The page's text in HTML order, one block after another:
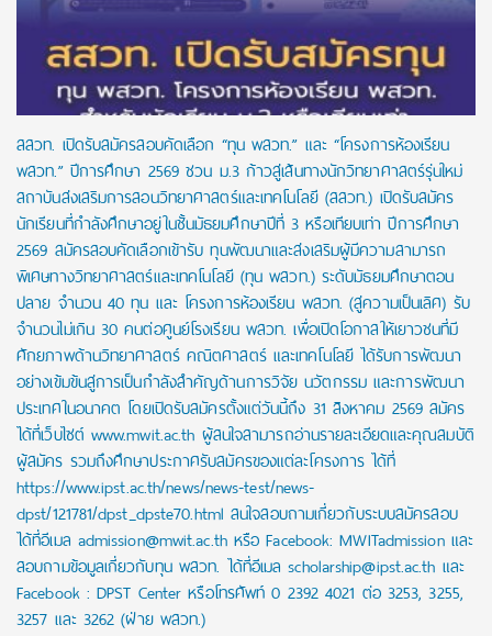
สสวท. เปิดรับสมัครสอบคัดเลือก “ทุน พสวท.” และ “โครงการห้องเรียน
พสวท.” ปีการศึกษา 2569 ชวน ม.3 ก้าวสู่เส้นทางนักวิทยาศาสตร์รุ่นใหม่
สถาบันส่งเสริมการสอนวิทยาศาสตร์และเทคโนโลยี (สสวท.) เปิดรับสมัคร
นักเรียนที่กำลังศึกษาอยู่ในชั้นมัธยมศึกษาปีที่ 3 หรือเทียบเท่า ปีการศึกษา
2569 สมัครสอบคัดเลือกเข้ารับ ทุนพัฒนาและส่งเสริมผู้มีความสามารถ
พิเศษทางวิทยาศาสตร์และเทคโนโลยี (ทุน พสวท.) ระดับมัธยมศึกษาตอน
ปลาย จำนวน 40 ทุน และ โครงการห้องเรียน พสวท. (สู่ความเป็นเลิศ) รับ
จำนวนไม่เกิน 30 คนต่อศูนย์โรงเรียน พสวท. เพื่อเปิดโอกาสให้เยาวชนที่มี
ศักยภาพด้านวิทยาศาสตร์ คณิตศาสตร์ และเทคโนโลยี ได้รับการพัฒนา
อย่างเข้มข้นสู่การเป็นกำลังสำคัญด้านการวิจัย นวัตกรรม และการพัฒนา
ประเทศในอนาคต โดยเปิดรับสมัครตั้งแต่วันนี้ถึง 31 สิงหาคม 2569 สมัคร
ได้ที่เว็บไซต์ www.mwit.ac.th ผู้สนใจสามารถอ่านรายละเอียดและคุณสมบัติ
ผู้สมัคร รวมถึงศึกษาประกาศรับสมัครของแต่ละโครงการ ได้ที่
https://www.ipst.ac.th/news/news-test/news-
dpst/121781/dpst_dpste70.html สนใจสอบถามเกี่ยวกับระบบสมัครสอบ
ได้ที่อีเมล admission@mwit.ac.th หรือ Facebook: MWITadmission และ
สอบถามข้อมูลเกี่ยวกับทุน พสวท. ได้ที่อีเมล scholarship@ipst.ac.th และ
Facebook : DPST Center หรือโทรศัพท์ 0 2392 4021 ต่อ 3253, 3255,
3257 และ 3262 (ฝ่าย พสวท.)